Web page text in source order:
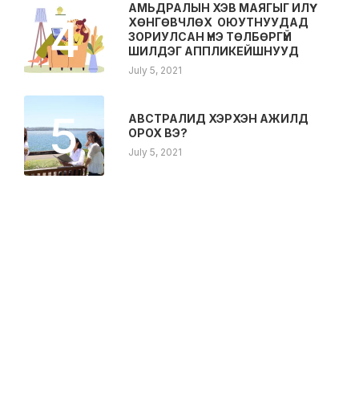
4
АМЬДРАЛЫН ХЭВ МАЯГЫГ ИЛҮҮ
ХӨНГӨВЧЛӨХ ОЮУТНУУДАД
ЗОРИУЛСАН ҮНЭ ТӨЛБӨРГҮЙ
ШИЛДЭГ АППЛИКЕЙШНУУД
July 5, 2021
5
АВСТРАЛИД ХЭРХЭН АЖИЛД
ОРОХ ВЭ?
July 5, 2021